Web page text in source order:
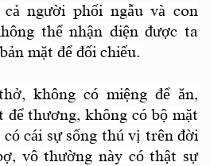
người phối ngẫu và con
thể nhận diện được ta
mặt để đối chiếu.
không có miệng để ăn,
để thương, không có bộ mặt
cái sự sống thú vị trên đời
vô thường này có thật sự